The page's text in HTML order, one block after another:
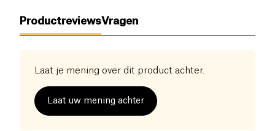
ProductreviewsVragen
Laat je mening over dit product achter.
Laat uw mening achter